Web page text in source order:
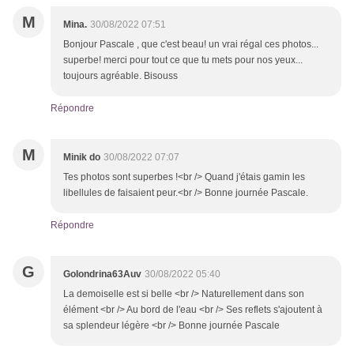
M Mina. 30/08/2022 07:51
Bonjour Pascale , que c'est beau! un vrai régal ces photos...
superbe! merci pour tout ce que tu mets pour nos yeux...
toujours agréable. Bisouss
Répondre
M Minik do 30/08/2022 07:07
Tes photos sont superbes !<br /> Quand j'étais gamin les
libellules de faisaient peur.<br /> Bonne journée Pascale.
Répondre
G Golondrina63Auv 30/08/2022 05:40
La demoiselle est si belle <br /> Naturellement dans son
élément <br /> Au bord de l'eau <br /> Ses reflets s'ajoutent à
sa splendeur légère <br /> Bonne journée Pascale